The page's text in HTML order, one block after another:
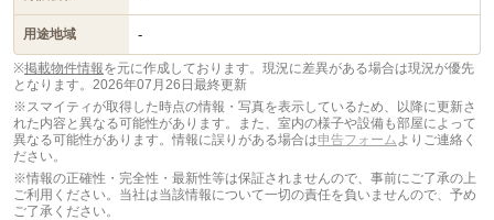
用途地域 -
※掲載物件情報を元に作成しております。現況に差異がある場合は現況が優先
となります。 2026年07月26日最終更新
※スマイティが取得した時点の情報・写真を表示しているため、以降に更新さ
れた内容と異なる可能性があります。また、室内の様子や設備も部屋によって
異なる可能性があります。情報に誤りがある場合は申告フォーム よりご連絡く
ださい。
※情報の正確性・完全性・最新性等は保証されませんので、事前にご了承の上
ご利用ください。当社は当該情報について一切の責任を負いませんので、予め
ご了承ください。